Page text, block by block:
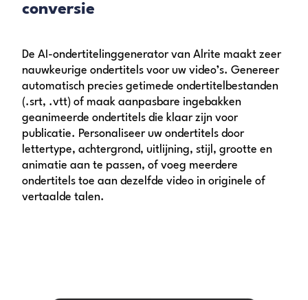
conversie
De AI-ondertitelinggenerator van Alrite maakt zeer
nauwkeurige ondertitels voor uw video’s. Genereer
automatisch precies getimede ondertitelbestanden
(.srt, .vtt) of maak aanpasbare ingebakken
geanimeerde ondertitels die klaar zijn voor
publicatie. Personaliseer uw ondertitels door
lettertype, achtergrond, uitlijning, stijl, grootte en
animatie aan te passen, of voeg meerdere
ondertitels toe aan dezelfde video in originele of
vertaalde talen.